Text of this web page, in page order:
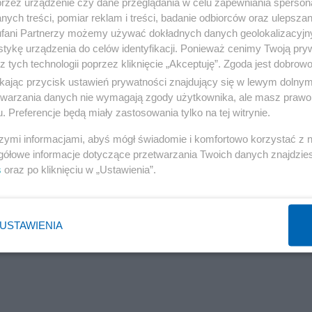
w Bałtijsku i Kalingradzie i przykładem
Zarządu Portu MorskiegoGdańsk i władz Gdańska
zbożowy w Porcie Północnym ,fiasku budowy
Gdańska w związku z otwargiem ofertna budowę
dla ochrony interesu portu Gdyńskiego i terminala
Brody Gdańsk
treści, pomiar reklam i treści, badanie odbiorców oraz
Partnerzy możemy używać dokładnych danych
urządzenia do celów identyfikacji. Ponieważ cenimy Twoją
tych technologii poprzez kliknięcie „Akceptuję”. Zgoda jest
przycisk ustawień prywatności znajdujący się w lewym
danych nie wymagają zgody użytkownika, ale masz
Preferencje będą miały zastosowania tylko na tej witrynie.
informacjami, abyś mógł świadomie i komfortowo korzystać z
informacje dotyczące przetwarzania Twoich danych
oraz po kliknięciu w „Ustawienia”.
USTAWIENIA